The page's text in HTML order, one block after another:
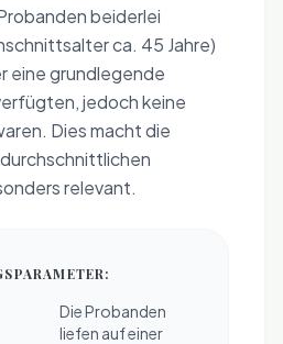
beiderlei
ca. 45 Jahre)
eine grundlegende
jedoch keine
Dies macht die
relevant.
Die Probanden
liefen auf einer